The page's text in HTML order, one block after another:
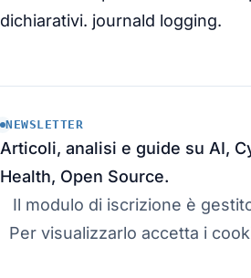
dichiarativi. journald logging.
NEWSLETTER
Articoli, analisi e guide su AI,
Health, Open Source.
Il modulo di iscrizione è
Per visualizzarlo accetta i